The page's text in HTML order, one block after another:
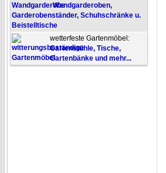
Wandgarderoben,
Garderobenständer, Schuhschränke u.
Beistelltische
wetterfeste Gartenmöbel:
Gartenstühle, Tische,
Gartenbänke und mehr...